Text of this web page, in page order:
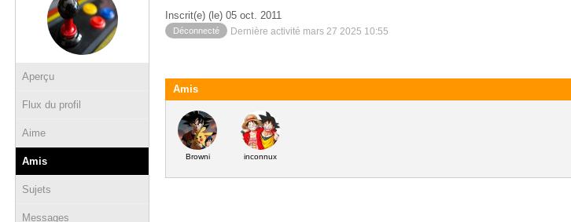
Aperçu
Flux du profil
Aime
Amis
Sujets
Messages
Inscrit(e) (le) 05 oct. 2011
Déconnecté Dernière activité mars 27 2025 10:55
Amis
Browni inconnux